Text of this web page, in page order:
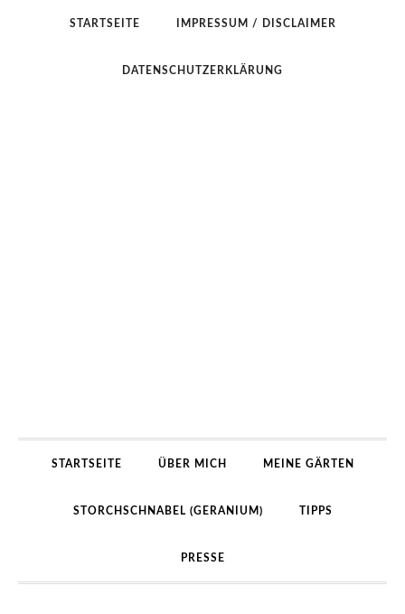
STARTSEITE IMPRESSUM / DISCLAIMER
DATENSCHUTZERKLÄRUNG
STARTSEITE ÜBER MICH MEINE GÄRTEN
STORCHSCHNABEL (GERANIUM) TIPPS
PRESSE